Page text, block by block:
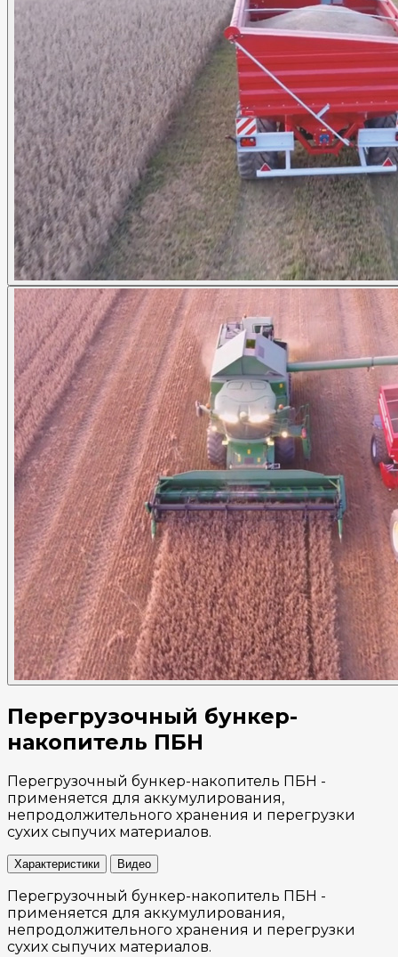
Перегрузочный бункер-
накопитель ПБН
Перегрузочный бункер-накопитель ПБН -
применяется для аккумулирования,
непродолжительного хранения и перегрузки
сухих сыпучих материалов.
Характеристики Видео
Перегрузочный бункер-накопитель ПБН -
применяется для аккумулирования,
непродолжительного хранения и перегрузки
сухих сыпучих материалов.